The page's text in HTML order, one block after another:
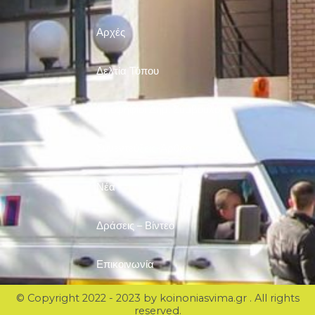
Αρχές
Δελτία Τύπου
Νέα
Δράσεις – Βίντεο
Επικοινωνία
© Copyright 2022 - 2023 by koinoniasvima.gr . All rights
reserved.